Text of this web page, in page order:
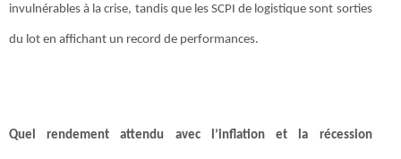
invulnérables à la crise, tandis que les SCPI de logistique sont sorties
du lot en affichant un record de performances.
Quel rendement attendu avec l’inflation et la récession